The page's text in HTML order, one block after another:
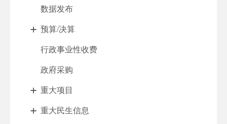
数据发布
预算/决算
行政事业性收费
政府采购
重大项目
重大民生信息